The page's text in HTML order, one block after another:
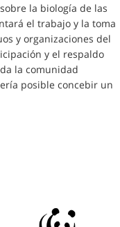
la biología de las
el trabajo y la toma
y organizaciones del
y el respaldo
la comunidad
posible concebir un